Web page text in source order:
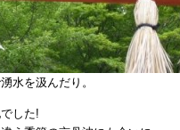
水を汲んだり。
した!